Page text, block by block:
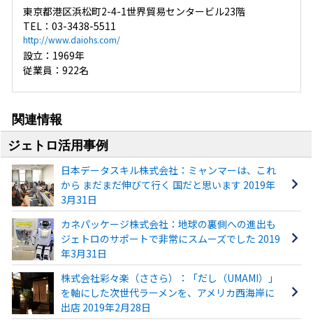
東京都港区浜松町2-4-1世界貿易センタービル23階
TEL：03-3438-5511
http://www.daiohs.com/
設立：1969年
従業員：922名
関連情報
ジェトロ活用事例
日本データスキル株式会社：ミャンマーは、これ
から まだまだ伸びて行く 国だと思います 2019年
3月31日
カネパッケージ株式会社：地球の裏側への進出も
ジェトロのサポートで非常にスムーズでした 2019
年3月31日
株式会社彩々楽（ささら）：「だし（UMAMI）」
を軸にした次世代ラーメンを、アメリカ西海岸に
出店 2019年2月28日